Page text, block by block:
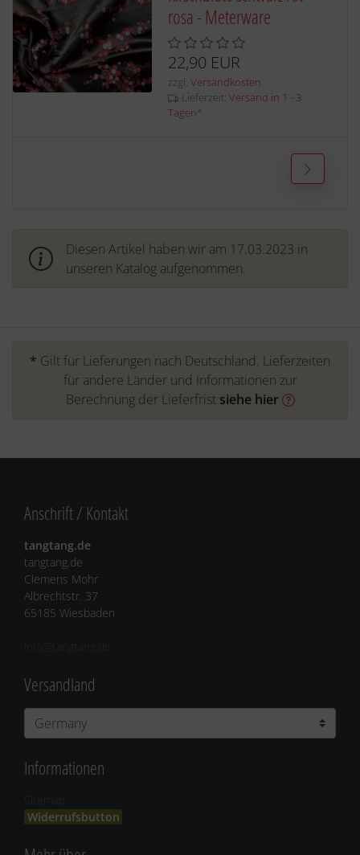
rosa - Meterware
22,90 EUR
zzgl.Versandkosten
Lieferzeit:Versand in 1 - 3
Tagen *
Diesen Artikel haben wir am 17.03.2023 in
unseren Katalog aufgenommen.
* Gilt für Lieferungen nach Deutschland. Lieferzeiten
für andere Länder und Informationen zur
Berechnung der Lieferfrist siehe hier
Informationen
Widerrufsbutton
Anschrift / Kontakt
tangtang.de
tangtang.de
Clemens Mohr
Albrechtstr. 37
65185 Wiesbaden
Versandland